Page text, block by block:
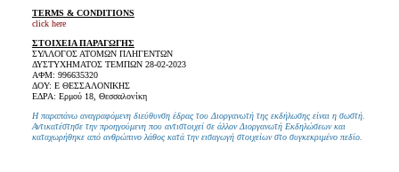
TERMS & CONDITIONS
click here
ΣΤΟΙΧΕΙΑ ΠΑΡΑΓΩΓΗΣ
ΣΥΛΛΟΓΟΣ ΑΤΟΜΩΝ ΠΛΗΓΕΝΤΩΝ
ΔΥΣΤΥΧΗΜΑΤΟΣ ΤΕΜΠΩΝ 28-02-2023
ΑΦΜ: 996635320
ΔΟΥ: Ε ΘΕΣΣΑΛΟΝΙΚΗΣ
ΕΔΡΑ: Ερμού 18, Θεσσαλονίκη
Η παραπάνω αναγραφόμενη διεύθυνση έδρας του Διοργανωτή της εκδήλωσης είναι η σωστή.
Αντικατέστησε την προηγούμενη που αντιστοιχεί σε άλλον Διοργανωτή Εκδηλώσεων και
καταχωρήθηκε από ανθρώπινο λάθος κατά την εισαγωγή στοιχείων στο συγκεκριμένο πεδίο.